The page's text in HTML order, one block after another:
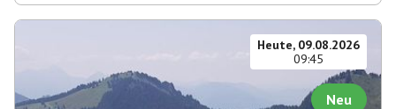
Heute, 09.08.2026
09:45
Neu